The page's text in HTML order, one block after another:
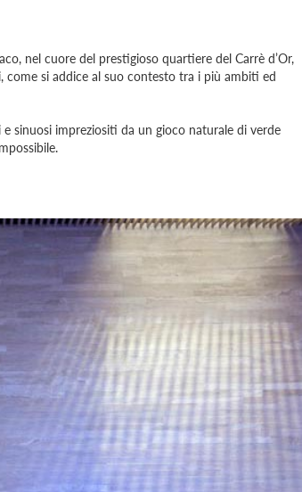
nel cuore del prestigioso quartiere del Carrè d’Or,
come si addice al suo contesto tra i più ambiti ed
sinuosi impreziositi da un gioco naturale di verde